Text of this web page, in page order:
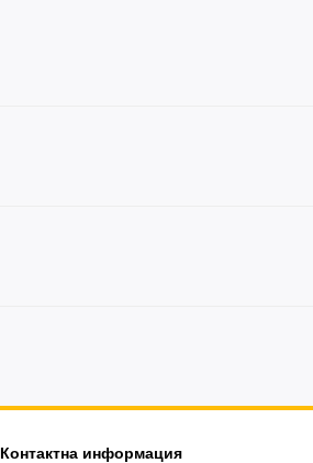
Контактна информация